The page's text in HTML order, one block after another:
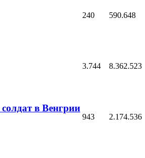
240 590.648
3.744 8.362.523
в Венгрии
943 2.174.536